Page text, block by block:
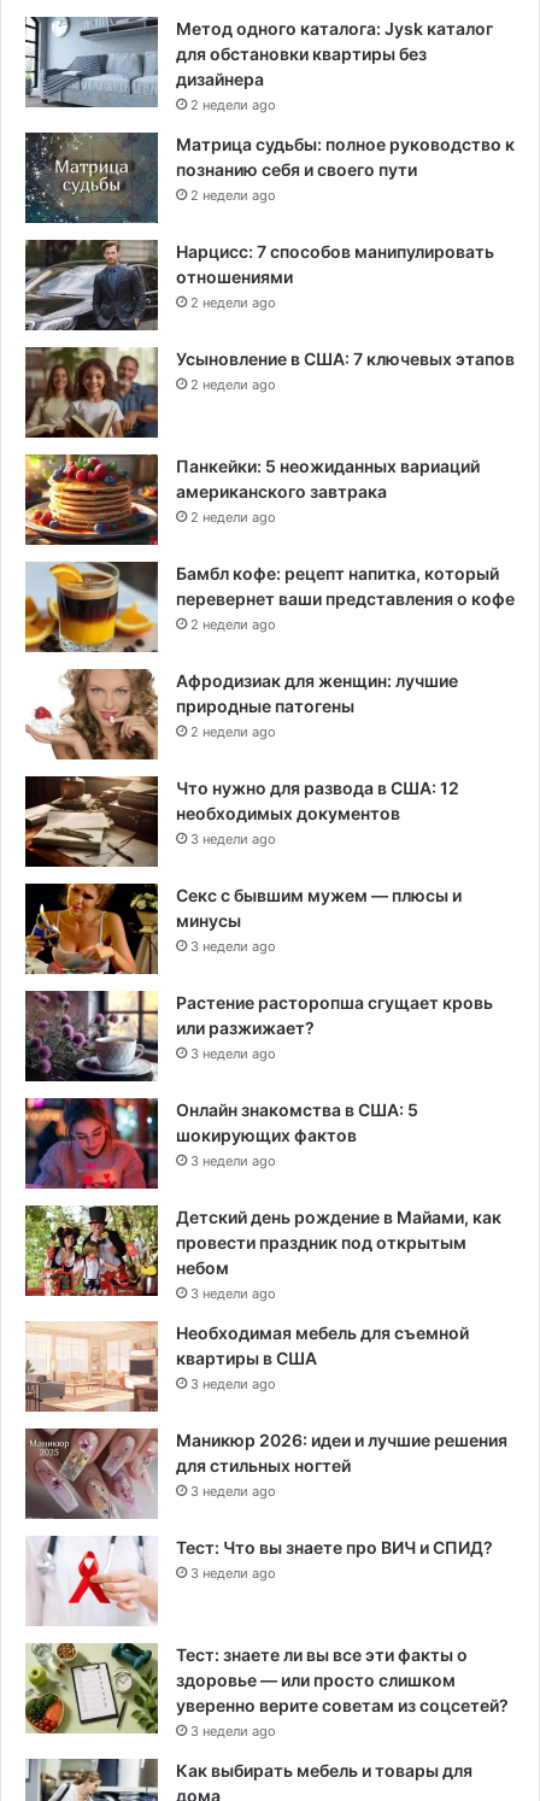
Метод одного каталога: Jysk каталог
для обстановки квартиры без
дизайнера
2 недели ago
Матрица судьбы: полное руководство к
познанию себя и своего пути
2 недели ago
Нарцисс: 7 способов манипулировать
отношениями
2 недели ago
Усыновление в США: 7 ключевых этапов
2 недели ago
Панкейки: 5 неожиданных вариаций
американского завтрака
2 недели ago
Бамбл кофе: рецепт напитка, который
перевернет ваши представления о кофе
2 недели ago
Афродизиак для женщин: лучшие
природные патогены
2 недели ago
Что нужно для развода в США: 12
необходимых документов
3 недели ago
Секс с бывшим мужем — плюсы и
минусы
3 недели ago
Растение расторопша сгущает кровь
или разжижает?
3 недели ago
Онлайн знакомства в США: 5
шокирующих фактов
3 недели ago
Детский день рождение в Майами, как
провести праздник под открытым
небом
3 недели ago
Необходимая мебель для съемной
квартиры в США
3 недели ago
Маникюр 2026: идеи и лучшие решения
для стильных ногтей
3 недели ago
Тест: Что вы знаете про ВИЧ и СПИД?
3 недели ago
Тест: знаете ли вы все эти факты о
здоровье — или просто слишком
уверенно верите советам из соцсетей?
3 недели ago
Как выбирать мебель и товары для
дома